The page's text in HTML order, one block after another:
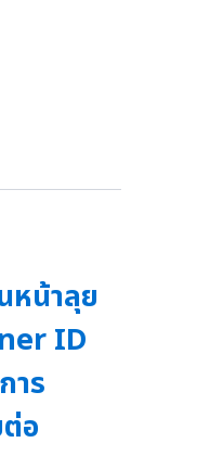
หน้าลุย
ID
าร
อ